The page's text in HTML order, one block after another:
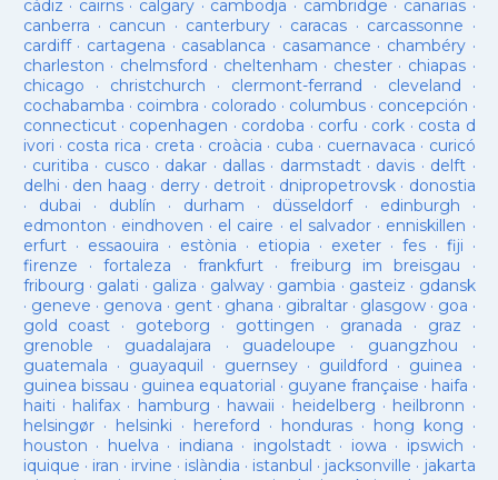
cádiz · cairns· calgary · cambodja · cambridge · canarias·
canberra · cancun · canterbury · caracas · carcassonne ·
cardiff· cartagena · casablanca · casamance · chambéry·
charleston · chelmsford · cheltenham · chester· chiapas ·
chicago · christchurch · clermont-ferrand · cleveland ·
cochabamba · coimbra · colorado · columbus· concepción ·
connecticut· copenhagen · cordoba · corfu · cork · costa d
ivori · costa rica · creta · croàcia · cuba · cuernavaca · curicó
· curitiba · cusco · dakar · dallas · darmstadt· davis · delft ·
delhi · den haag · derry· detroit· dnipropetrovsk· donostia
· dubai · dublín · durham · düsseldorf· edinburgh ·
edmonton · eindhoven · el caire · el salvador · enniskillen ·
erfurt· essaouira · estònia · etiopia · exeter· fes· fiji ·
firenze ·fortaleza · frankfurt· freiburg im breisgau ·
fribourg · galati · galiza · galway· gambia · gasteiz · gdansk
· geneve · genova · gent· ghana · gibraltar· glasgow· goa ·
gold coast · goteborg · gottingen · granada · graz ·
grenoble · guadalajara · guadeloupe · guangzhou ·
guatemala · guayaquil · guernsey· guildford · guinea ·
guinea bissau · guinea equatorial · guyane française · haifa ·
haiti · halifax · hamburg · hawaii · heidelberg · heilbronn ·
helsingør· helsinki · hereford · honduras· hong kong ·
houston · huelva · indiana · ingolstadt· iowa · ipswich ·
iquique · iran · irvine · islàndia · istanbul · jacksonville · jakarta